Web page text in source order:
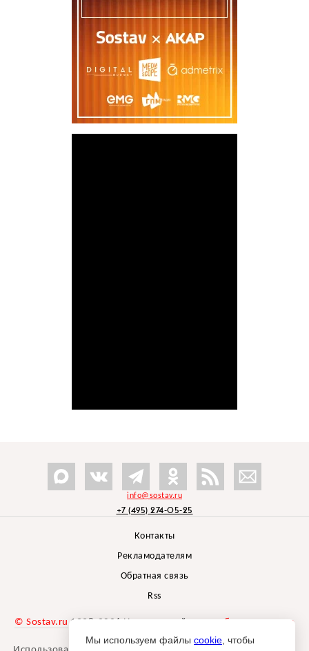
info@sostav.ru
+7 (495) 274-05-25
Контакты
Рекламодателям
Обратная связь
Rss
© Sostav.ru 1998-2026 Независимый проектбрендингового
агентства Depot
Мы используем файлы cookie , чтобы